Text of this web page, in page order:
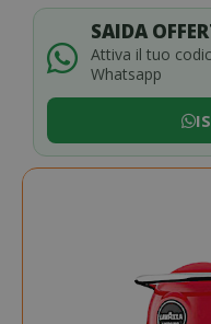
SAIDA
Attiva il tuo
Whatsapp